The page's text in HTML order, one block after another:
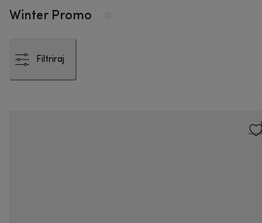
Winter Promo
Filtriraj